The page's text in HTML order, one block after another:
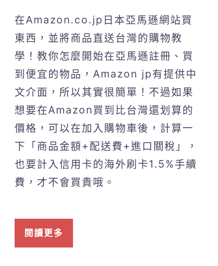
在Amazon.co.jp日本亞馬遜網站買
東西，並將商品直送台灣的購物教
學！教你怎麼開始在亞馬遜註冊、買
到便宜的物品，Amazon jp有提供中
文介面，所以其實很簡單！不過如果
想要在Amazon買到比台灣還划算的
價格，可以在加入購物車後，計算一
下「商品金額+配送費+進口關稅」，
也要計入信用卡的海外刷卡1.5%手續
費，才不會買貴哦。
閱讀更多